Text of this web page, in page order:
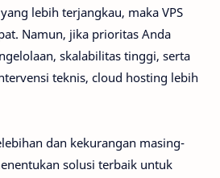
lebih terjangkau, maka VPS
Namun, jika prioritas Anda
skalabilitas tinggi, serta
teknis, cloud hosting lebih
dan kekurangan masing-
solusi terbaik untuk